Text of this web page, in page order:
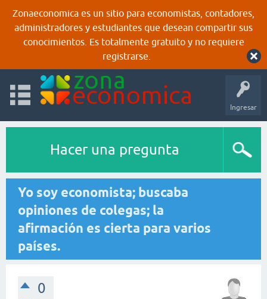
Zonaeconomica es un sitio para economistas, contadores,
administradores y estudiantes que desean compartir sus
conocimientos. Es totalmente gratuito y no requiere
registrarse.
Ingresar
Hacer una pregunta
Yo soy economista; buscaba
opiniones de colegas; la
afirmación es cierta para varios
países.
0